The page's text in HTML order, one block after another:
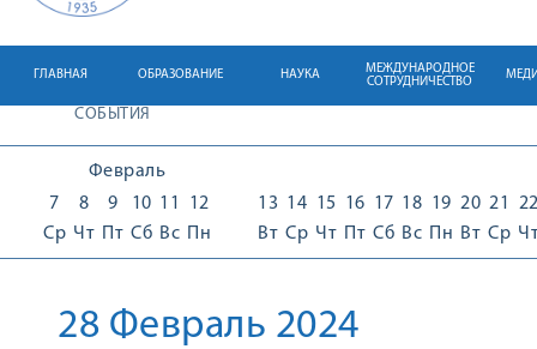
ГЛАВНАЯ ОБРАЗОВАНИЕ НАУКА
МЕЖДУНАРОДНОЕ
СОТРУДНИЧЕСТВО
СОБЫТИЯ
Февраль
7
Ср
8
Чт
9
Пт
10
Сб
11
Вс
12
Пн
13
Вт
14
Ср
15
Чт
16
Пт
17
Сб
18
Вс
19
Пн
20
Вт
21
Ср
28 Февраль 2024